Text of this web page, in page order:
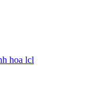
hoa lcl